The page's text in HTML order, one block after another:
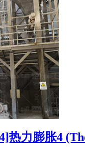
热力膨胀4